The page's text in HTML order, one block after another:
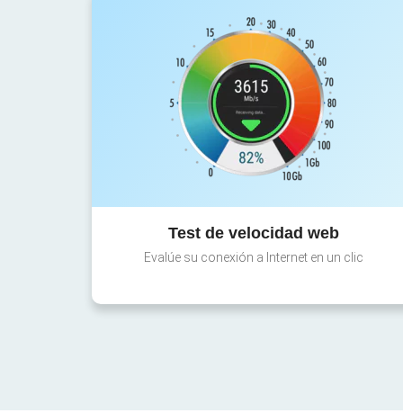
Test de velocidad web
Evalúe su conexión a Internet en un clic